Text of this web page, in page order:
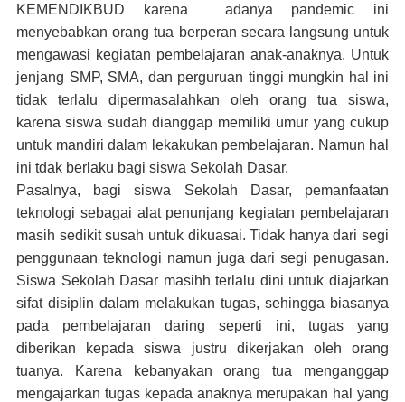
KEMENDIKBUD karena adanya pandemic ini
menyebabkan orang tua berperan secara langsung untuk
mengawasi kegiatan pembelajaran anak-anaknya. Untuk
jenjang SMP, SMA, dan perguruan tinggi mungkin hal ini
tidak terlalu dipermasalahkan oleh orang tua siswa,
karena siswa sudah dianggap memiliki umur yang cukup
untuk mandiri dalam lekakukan pembelajaran. Namun hal
ini tdak berlaku bagi siswa Sekolah Dasar.
Pasalnya, bagi siswa Sekolah Dasar, pemanfaatan
teknologi sebagai alat penunjang kegiatan pembelajaran
masih sedikit susah untuk dikuasai. Tidak hanya dari segi
penggunaan teknologi namun juga dari segi penugasan.
Siswa Sekolah Dasar masihh terlalu dini untuk diajarkan
sifat disiplin dalam melakukan tugas, sehingga biasanya
pada pembelajaran daring seperti ini, tugas yang
diberikan kepada siswa justru dikerjakan oleh orang
tuanya. Karena kebanyakan orang tua menganggap
mengajarkan tugas kepada anaknya merupakan hal yang